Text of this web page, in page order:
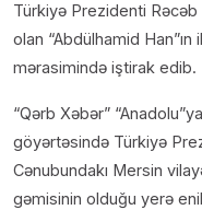
Türkiyə Prezidenti
olan “Abdülhamid Han”ın
mərasimində iştirak edib.
“Qərb Xəbər”
göyərtəsində Türkiyə
Cənubundakı Mersin
gəmisinin olduğu yerə